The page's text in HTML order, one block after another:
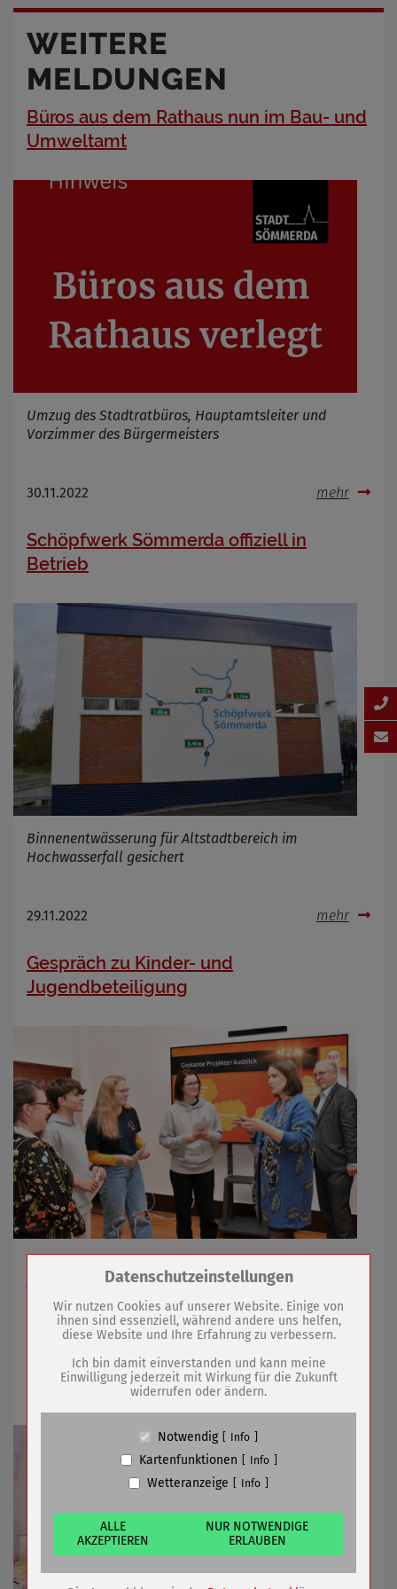
WEITERE
MELDUNGEN
Büros aus dem Rathaus nun im Bau- und
Umweltamt
Umzug des Stadtratbüros, Hauptamtsleiter und
Vorzimmer des Bürgermeisters
30.11.2022 mehr
Schöpfwerk Sömmerda offiziell in
Betrieb
Binnenentwässerung für Altstadtbereich im
Hochwasserfall gesichert
29.11.2022 mehr
Gespräch zu Kinder- und
Jugendbeteiligung
Jugendparlament
23.11.2022 mehr
Stadt setzt Baumpflanzaktion fort
Zum Betrieb der Seite notwendige Cookies /
Name
PHP Session Cookie
Anbieter
Eigentümer dieser Website (Wenko-
Wenselaar GmbH & Co. KG)
Absicherung Kontaktformular / SPAM
Cookiespeicherung Entscheidungscookie
Anbieter
Eigentümer dieser Website (Wenko-
Wenselaar GmbH & Co. KG)
Zweck
Speichert die Einstellungen der Besucher
bezüglich der Speicherung von Cookies.
Cookie Name
dywc
Datenschutzeinstellungen
Wir nutzen Cookies auf unserer Website. Einige von
ihnen sind essenziell, während andere uns helfen,
diese Website und Ihre Erfahrung zu verbessern.
Ich bin damit einverstanden und kann meine
Einwilligung jederzeit mit Wirkung für die Zukunft
widerrufen oder ändern.
Notwendig Info
Kartenfunktionen Info
Wetteranzeige Info
ALLE
AKZEPTIEREN
NUR NOTWENDIGE
ERLAUBEN